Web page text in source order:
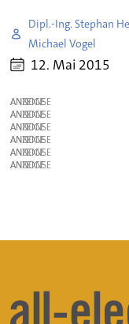
Dipl.-Ing. Stephan
Michael Vogel
12. Mai 2015
ANZEIGE
ANZEIGE
ANZEIGE
ANZEIGE
ANZEIGE
ANZEIGE